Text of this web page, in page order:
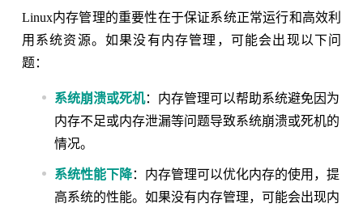
Linux内存管理的重要性在于保证系统正常运行和高效利
用系统资源。如果没有内存管理，可能会出现以下问
题：
系统崩溃或死机：内存管理可以帮助系统避免因为
内存不足或内存泄漏等问题导致系统崩溃或死机的
情况。
系统性能下降：内存管理可以优化内存的使用，提
高系统的性能。如果没有内存管理，可能会出现内